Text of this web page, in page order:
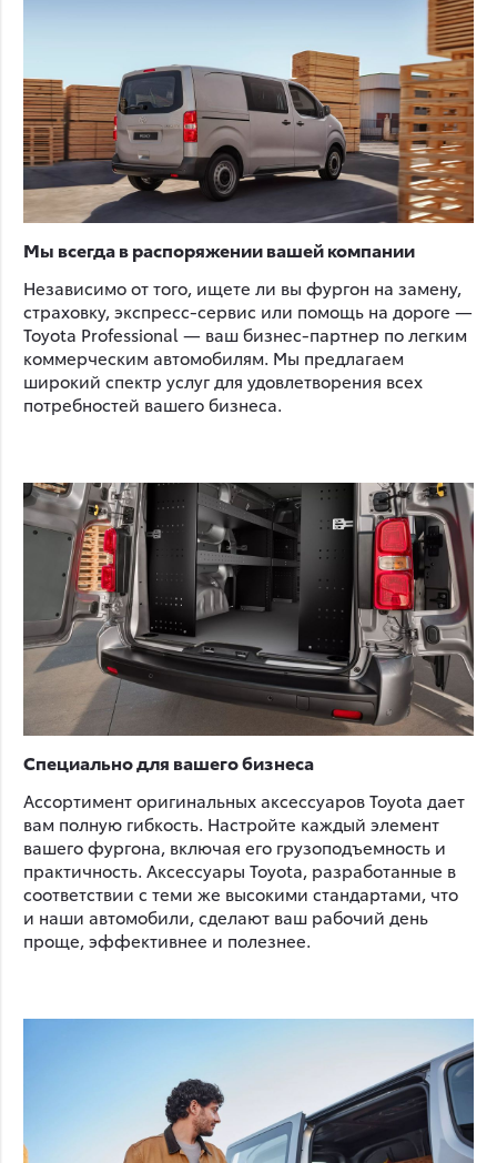
Мы всегда в распоряжении вашей компании
Независимо от того, ищете ли вы фургон на замену,
страховку, экспресс-сервис или помощь на дороге —
Toyota Professional — ваш бизнес-партнер по легким
коммерческим автомобилям. Мы предлагаем
широкий спектр услуг для удовлетворения всех
потребностей вашего бизнеса.
Специально для вашего бизнеса
Ассортимент оригинальных аксессуаров Toyota дает
вам полную гибкость. Настройте каждый элемент
вашего фургона, включая его грузоподъемность и
практичность. Аксессуары Toyota, разработанные в
соответствии с теми же высокими стандартами, что
и наши автомобили, сделают ваш рабочий день
проще, эффективнее и полезнее.